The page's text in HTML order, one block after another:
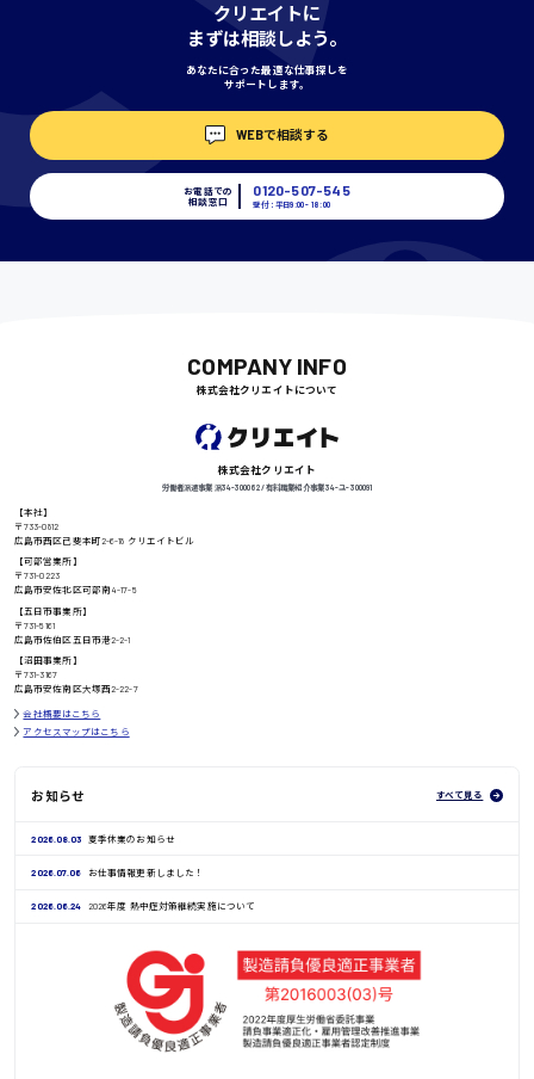
埼玉県
千葉県
高知県
鳥取県
日給8000円〜
クリエイトに
まずは相談しよう。
あなたに合った最適な仕事探しを
サポートします。
WEBで相談する
お電話での
相談窓口
0120-507-545
受付：平日9:00 - 18:00
COMPANY INFO
株式会社クリエイトについて
株式会社クリエイト
労働者派遣事業 派34-300062 / 有料職業紹介事業 34-ユ-300091
【本社】
〒733-0812
広島市西区己斐本町2-6-18 クリエイトビル
【可部営業所】
〒731-0223
広島市安佐北区可部南4-17-5
【五日市事業所】
〒731-5161
広島市佐伯区五日市港2-2-1
【沼田事業所】
〒731-3167
広島市安佐南区大塚西2-22-7
会社概要はこちら
アクセスマップはこちら
お知らせ すべて見る
2026.08.03 夏季休業のお知らせ
2026.07.06 お仕事情報更新しました！
2026.06.24 2026年度 熱中症対策継続実施について